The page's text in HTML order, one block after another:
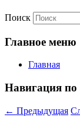
Поиск
Главное меню
Главная
Навигация по
← Предыдущая